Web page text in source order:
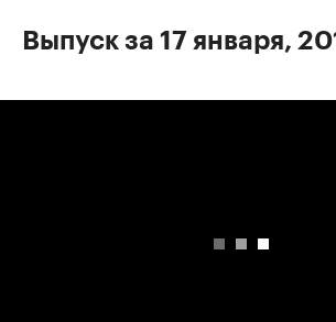
Выпуск за 17 января,